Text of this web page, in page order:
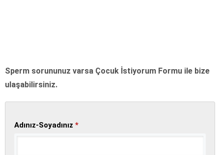
Sperm sorununuz varsa Çocuk İstiyorum Formu ile bize
ulaşabilirsiniz.
Adınız-Soyadınız *